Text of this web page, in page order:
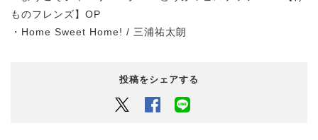
ものフレンズ】OP
・Home Sweet Home! / 三浦祐太朗
投稿をシェアする
Twitter Facebook